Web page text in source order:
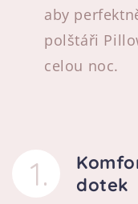
aby
polštáři
celou noc.
1.
dotek